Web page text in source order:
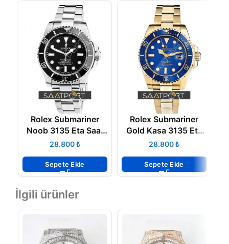
Rolex Submariner
Noob 3135 Eta Saat
116610LN
₺
Sepete Ekle
Rolex Submariner
Gold Kasa 3135 Eta
Saat 116618LB
₺
Sepete Ekle
İlgili ürünler